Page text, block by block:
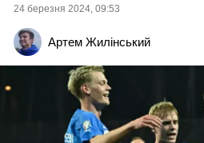
24 березня 2024, 09:53
Артем Жилінський